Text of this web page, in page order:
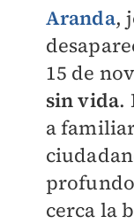
Aranda,
15 de
sin vida.
a
cerca la